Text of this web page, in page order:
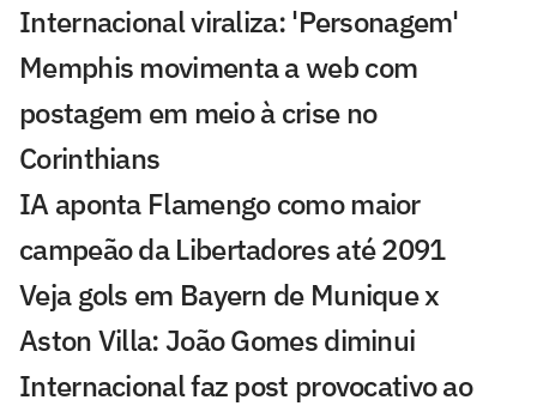
Internacional viraliza: 'Personagem'
Memphis movimenta a web com
postagem em meio à crise no
Corinthians
IA aponta Flamengo como maior
campeão da Libertadores até 2091
Veja gols em Bayern de Munique x
Aston Villa: João Gomes diminui
Internacional faz post provocativo ao